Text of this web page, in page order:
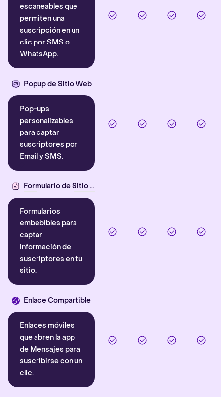
escaneables que
permiten una
suscripción en un
clic por SMS o
WhatsApp.
Popup de Sitio Web
Pop-ups
personalizables
para captar
suscriptores por
Email y SMS.
Formulario de Sitio Web
Formularios
embebibles para
captar
información de
suscriptores en tu
sitio.
Enlace Compartible
Enlaces móviles
que abren la app
de Mensajes para
suscribirse con un
clic.